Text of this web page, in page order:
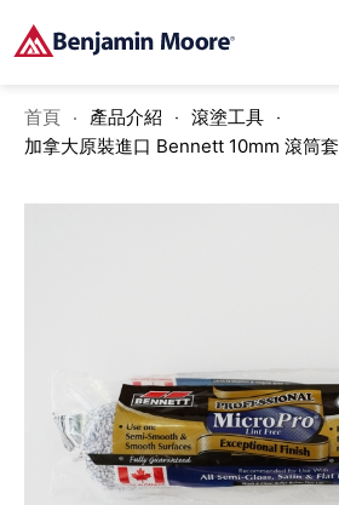
首頁 產品介紹
滾塗工具
加拿大原裝進口 Bennett 10mm 滾筒套